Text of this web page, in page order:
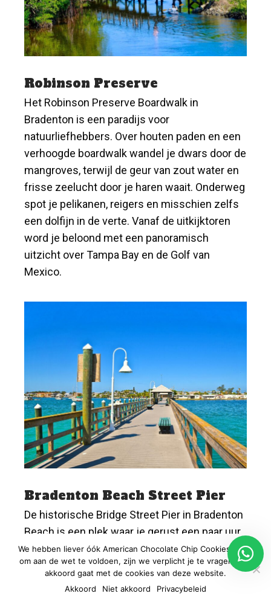
Robinson Preserve
Het Robinson Preserve Boardwalk in
Bradenton is een paradijs voor
natuurliefhebbers. Over houten paden en een
verhoogde boardwalk wandel je dwars door de
mangroves, terwijl de geur van zout water en
frisse zeelucht door je haren waait. Onderweg
spot je pelikanen, reigers en misschien zelfs
een dolfijn in de verte. Vanaf de uitkijktoren
word je beloond met een panoramisch
uitzicht over Tampa Bay en de Golf van
Mexico.
Bradenton Beach Street Pier
De historische Bridge Street Pier in Bradenton
Beach is een plek waar je gerust een paar uur
wilt doorbrengen. Ooit was dit de enige
toegangsbrug tot het eiland, nu een sfeervolle
We hebben liever óók American Chocolate Chip Cookies, maar
om aan de wet te voldoen, zijn we verplicht je te vragen of je
akkoord gaat met de cookies van deze website.
Akkoord
Niet akkoord Privacybeleid